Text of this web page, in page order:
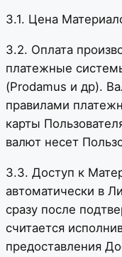
3.1. Цена
3.2. Оплата
платежные
(Prodamus и др).
правилами
карты
валют несет
3.3. Доступ к
автоматически в
сразу после
считается
предоставления